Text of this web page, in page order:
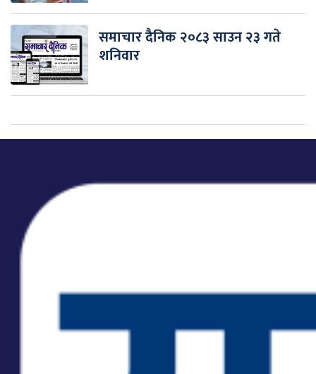
समाचार दैनिक २०८३ साउन २३ गते
शनिवार